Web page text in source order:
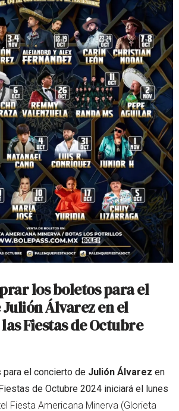
los boletos para el
Julión Álvarezen el
Fiestas de Octubre
el concierto de Julión Álvarez en
de Octubre 2024 iniciará el lunes
Fiesta Americana Minerva (Glorieta